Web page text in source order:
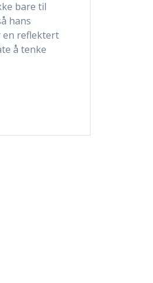
bare til
hans
en reflektert
å tenke